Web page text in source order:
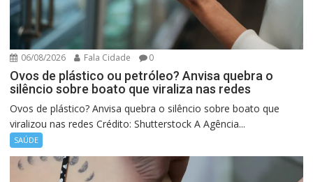
06/08/2026 Fala Cidade 0
Ovos de plástico ou petróleo? Anvisa quebra o
silêncio sobre boato que viraliza nas redes
Ovos de plástico? Anvisa quebra o silêncio sobre boato que
viralizou nas redes Crédito: Shutterstock A Agência...
SAÚDE